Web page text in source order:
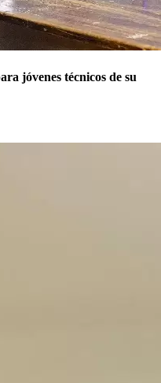
jóvenes técnicos de su